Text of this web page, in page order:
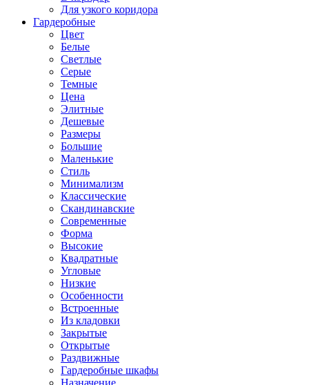
Для узкого коридора
Гардеробные
Цвет
Белые
Светлые
Серые
Темные
Цена
Элитные
Дешевые
Размеры
Большие
Маленькие
Стиль
Минимализм
Классические
Скандинавские
Современные
Форма
Высокие
Квадратные
Угловые
Низкие
Особенности
Встроенные
Из кладовки
Закрытые
Открытые
Раздвижные
Гардеробные шкафы
Назначение